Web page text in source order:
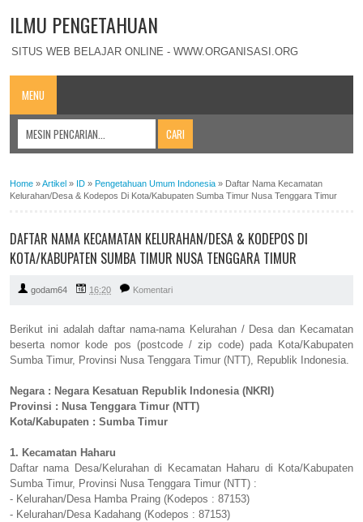
ILMU PENGETAHUAN
SITUS WEB BELAJAR ONLINE - WWW.ORGANISASI.ORG
MENU
Home »Artikel » ID » Pengetahuan Umum Indonesia » Daftar Nama Kecamatan
Kelurahan/Desa & Kodepos Di Kota/Kabupaten Sumba Timur Nusa Tenggara Timur
DAFTAR NAMA KECAMATAN KELURAHAN/DESA & KODEPOS DI
KOTA/KABUPATEN SUMBA TIMUR NUSA TENGGARA TIMUR
godam64 16:20 Komentari
Berikut ini adalah daftar nama-nama Kelurahan / Desa dan Kecamatan
beserta nomor kode pos (postcode / zip code) pada Kota/Kabupaten
Sumba Timur, Provinsi Nusa Tenggara Timur (NTT), Republik Indonesia.
Negara : Negara Kesatuan Republik Indonesia (NKRI)
Provinsi : Nusa Tenggara Timur (NTT)
Kota/Kabupaten : Sumba Timur
1. Kecamatan Haharu
Daftar nama Desa/Kelurahan di Kecamatan Haharu di Kota/Kabupaten
Sumba Timur, Provinsi Nusa Tenggara Timur (NTT) :
- Kelurahan/Desa Hamba Praing (Kodepos : 87153)
- Kelurahan/Desa Kadahang (Kodepos : 87153)